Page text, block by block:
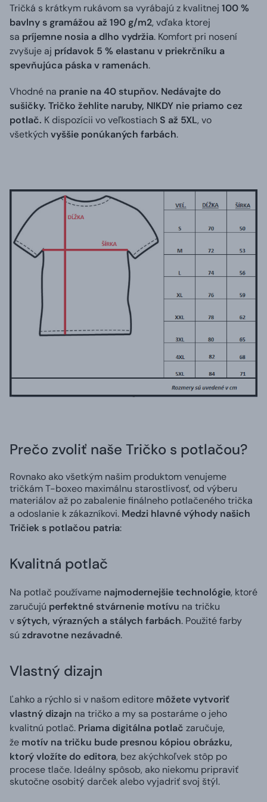
Tričká s krátkym rukávom sa vyrábajú z kvalitnej 100 %
bavlny s gramážou až 190 g/m2, vďaka ktorej
sa príjemne nosia a dlho vydržia. Komfort pri nosení
zvyšuje aj prídavok 5 % elastanu v priekrčníku a
spevňujúca páska v ramenách.
Vhodné na pranie na 40 stupňov. Nedávajte do
sušičky. Tričko žehlite naruby, NIKDY nie priamo cez
potlač. K dispozícii vo veľkostiach S až 5XL, vo
všetkýchvyššie ponúkaných farbách.
Prečo zvoliť naše Tričko s potlačou?
Rovnako ako všetkým našim produktom venujeme
tričkám T-boxeo maximálnu starostlivosť, od výberu
materiálov až po zabalenie finálneho potlačeného trička
a odoslanie k zákazníkovi. Medzi hlavné výhody našich
Tričiek s potlačou patria:
Kvalitná potlač
Na potlač používame najmodernejšie technológie, ktoré
zaručujú perfektné stvárnenie motívu na tričku
v sýtych, výrazných a stálych farbách. Použité farby
sú zdravotne nezávadné.
Vlastný dizajn
Ľahko a rýchlo si v našom editore môžete vytvoriť
vlastný dizajn na tričko a my sa postaráme o jeho
kvalitnú potlač. Priama digitálna potlač zaručuje,
že motív na tričku bude presnou kópiou obrázku,
ktorý vložíte do editora, bez akýchkoľvek stôp po
procese tlače. Ideálny spôsob, ako niekomu pripraviť
skutočne osobitý darček alebo vyjadriť svoj štýl.